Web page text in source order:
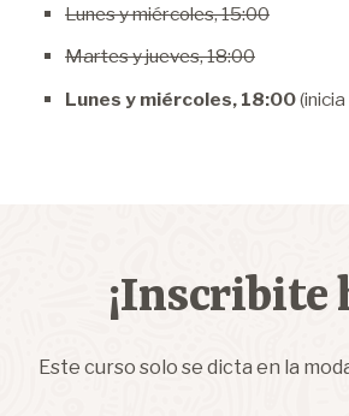
Lunes y miércoles, 15:00
Martes y jueves, 18:00
Lunes y miércoles, 18:00
¡Inscribite
Este curso solo se dicta en la